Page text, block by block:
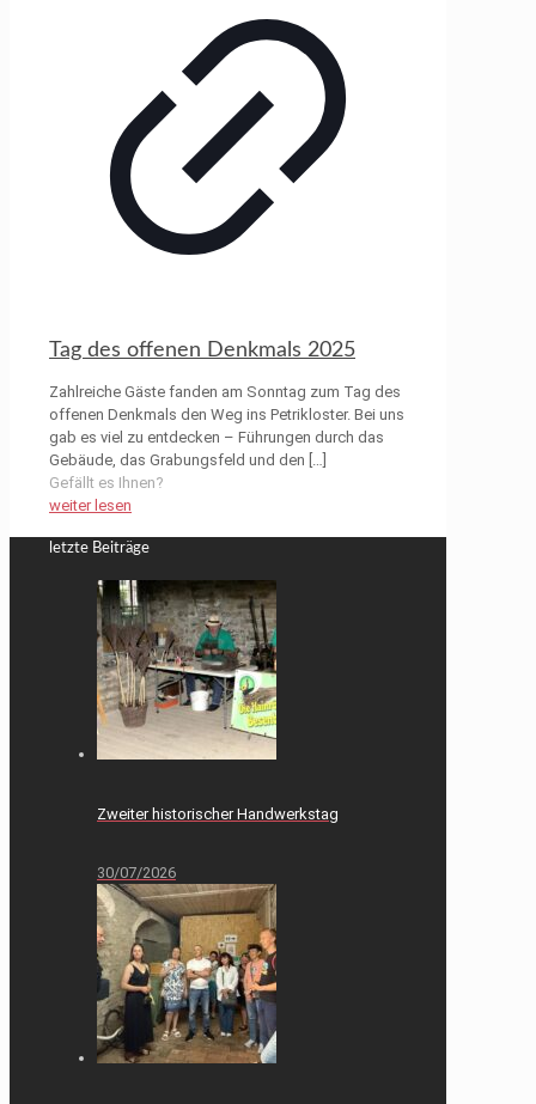
Tag des offenen Denkmals 2025
Zahlreiche Gäste fanden am Sonntag zum Tag des
offenen Denkmals den Weg ins Petrikloster. Bei uns
gab es viel zu entdecken – Führungen durch das
Gebäude, das Grabungsfeld und den
Gefällt es Ihnen?
weiter lesen
letzte Beiträge
Zweiter historischer Handwerkstag
30/07/2026